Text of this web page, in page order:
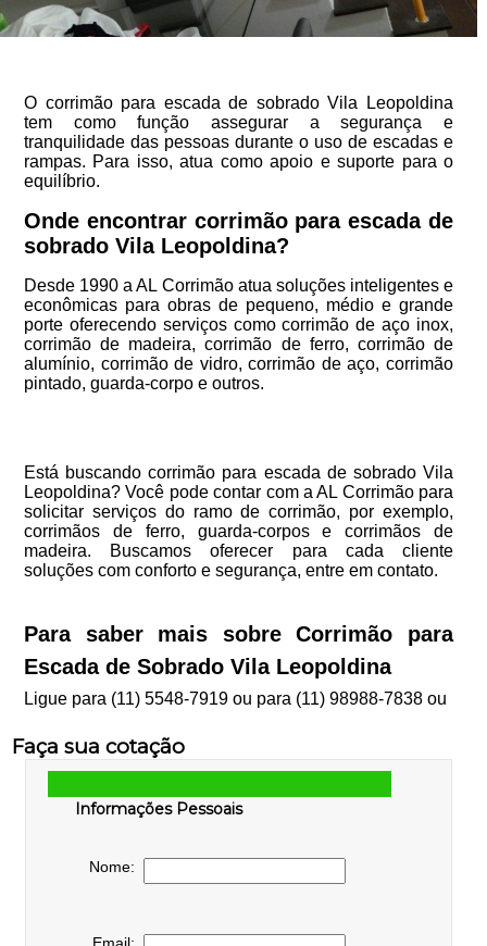
O corrimão para escada de sobrado Vila Leopoldina
tem como função assegurar a segurança e
tranquilidade das pessoas durante o uso de escadas e
rampas. Para isso, atua como apoio e suporte para o
equilíbrio.
Onde encontrar corrimão para escada de
sobrado Vila Leopoldina?
Desde 1990 a AL Corrimão atua soluções inteligentes e
econômicas para obras de pequeno, médio e grande
porte oferecendo serviços como corrimão de aço inox,
corrimão de madeira, corrimão de ferro, corrimão de
alumínio, corrimão de vidro, corrimão de aço, corrimão
pintado, guarda-corpo e outros.
Está buscando corrimão para escada de sobrado Vila
Leopoldina? Você pode contar com a AL Corrimão para
solicitar serviços do ramo de corrimão, por exemplo,
corrimãos de ferro, guarda-corpos e corrimãos de
madeira. Buscamos oferecer para cada cliente
soluções com conforto e segurança, entre em contato.
Para saber mais sobre Corrimão para
Escada de Sobrado Vila Leopoldina
Ligue para (11) 5548-7919ou para (11) 98988-7838ou
Faça sua cotação
Informações Pessoais
Nome:
Email: